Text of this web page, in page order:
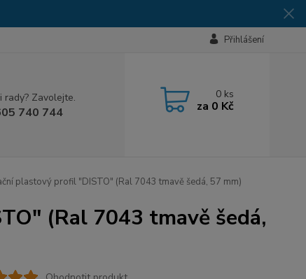
Přihlášení
rady? Zavolejte.
740 744
0 ks
za 0 Kč
plastový profil "DISTO" (Ral 7043 tmavě šedá, 57 mm)
(Ral 7043 tmavě šedá,